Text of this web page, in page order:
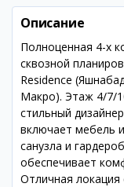
Описание
Полноценная 4-х
сквозной
Residence
Макро). Этаж 4/7/
стильный
включает мебель
санузла и
обеспечивает
Отличная локация